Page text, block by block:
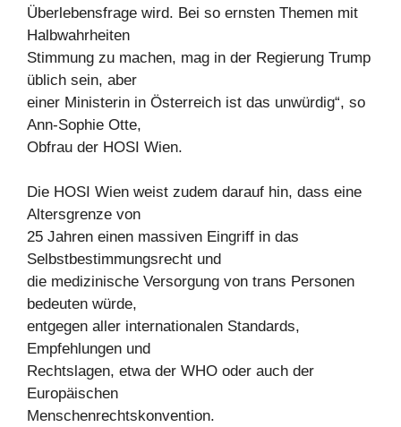
Überlebensfrage wird. Bei so ernsten Themen mit
Halbwahrheiten
Stimmung zu machen, mag in der Regierung Trump
üblich sein, aber
einer Ministerin in Österreich ist das unwürdig“, so
Ann-Sophie Otte,
Obfrau der HOSI Wien.
Die HOSI Wien weist zudem darauf hin, dass eine
Altersgrenze von
25 Jahren einen massiven Eingriff in das
Selbstbestimmungsrecht und
die medizinische Versorgung von trans Personen
bedeuten würde,
entgegen aller internationalen Standards,
Empfehlungen und
Rechtslagen, etwa der WHO oder auch der
Europäischen
Menschenrechtskonvention.